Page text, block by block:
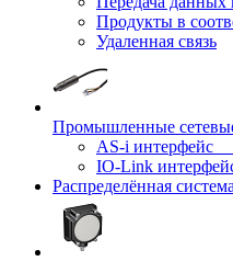
Продукты в
Удаленная связь
Промышленные
AS-i интерфейс
IO-Link
Распределённая